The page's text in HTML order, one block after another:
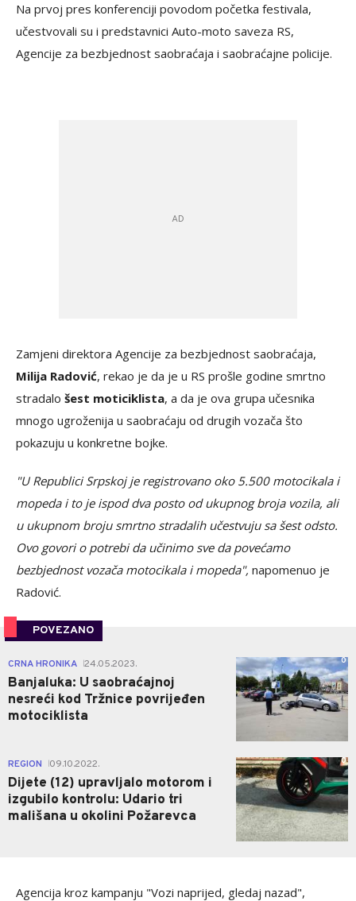
Na prvoj pres konferenciji povodom početka festivala,
učestvovali su i predstavnici Auto-moto saveza RS,
Agencije za bezbjednost saobraćaja i saobraćajne policije.
Zamjeni direktora Agencije za bezbjednost saobraćaja,
Milija Radović, rekao je da je u RS prošle godine smrtno
stradalo šest moticiklista, a da je ova grupa učesnika
mnogo ugroženija u saobraćaju od drugih vozača što
pokazuju u konkretne bojke.
"U Republici Srpskoj je registrovano oko 5.500 motocikala i
mopeda i to je ispod dva posto od ukupnog broja vozila, ali
u ukupnom broju smrtno stradalih učestvuju sa šest odsto.
Ovo govori o potrebi da učinimo sve da povećamo
bezbjednost vozača motocikala i mopeda", napomenuo je
Radović.
POVEZANO
CRNA HRONIKA 24.05.2023.
Banjaluka: U saobraćajnoj
nesreći kod Tržnice povrijeđen
motociklista
0
REGION 09.10.2022.
Dijete (12) upravljalo motorom i
izgubilo kontrolu: Udario tri
mališana u okolini Požarevca
0
Agencija kroz kampanju "Vozi naprijed, gledaj nazad",